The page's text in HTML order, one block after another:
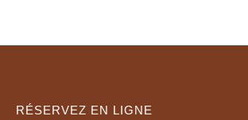
RÉSERVEZ EN LIGNE